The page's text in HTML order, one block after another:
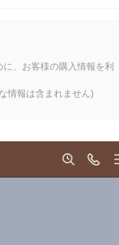
、お客様の購入情報を利
情報は含まれません)